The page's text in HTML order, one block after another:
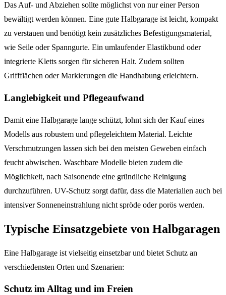
Das Auf- und Abziehen sollte möglichst von nur einer Person
bewältigt werden können. Eine gute Halbgarage ist leicht, kompakt
zu verstauen und benötigt kein zusätzliches Befestigungsmaterial,
wie Seile oder Spanngurte. Ein umlaufender Elastikbund oder
integrierte Kletts sorgen für sicheren Halt. Zudem sollten
Griffflächen oder Markierungen die Handhabung erleichtern.
Langlebigkeit und Pflegeaufwand
Damit eine Halbgarage lange schützt, lohnt sich der Kauf eines
Modells aus robustem und pflegeleichtem Material. Leichte
Verschmutzungen lassen sich bei den meisten Geweben einfach
feucht abwischen. Waschbare Modelle bieten zudem die
Möglichkeit, nach Saisonende eine gründliche Reinigung
durchzuführen. UV-Schutz sorgt dafür, dass die Materialien auch bei
intensiver Sonneneinstrahlung nicht spröde oder porös werden.
Typische Einsatzgebiete von Halbgaragen
Eine Halbgarage ist vielseitig einsetzbar und bietet Schutz an
verschiedensten Orten und Szenarien:
Schutz im Alltag und im Freien